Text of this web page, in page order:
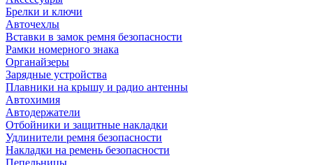
Брелки и ключи
Авточехлы
Вставки в замок ремня безопасности
Рамки номерного знака
Органайзеры
Зарядные устройства
Плавники на крышу и радио антенны
Автохимия
Автодержатели
Отбойники и защитные накладки
Удлинители ремня безопасности
Накладки на ремень безопасности
Пепельницы